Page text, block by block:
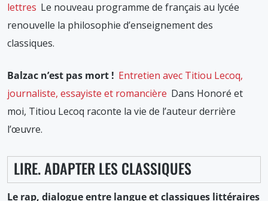
lettres Le nouveau programme de français au lycée
renouvelle la philosophie d’enseignement des
classiques.
Balzac n’est pas mort ! Entretien avec Titiou Lecoq,
journaliste, essayiste et romancière Dans Honoré et
moi, Titiou Lecoq raconte la vie de l’auteur derrière
l’œuvre.
LIRE. ADAPTER LES CLASSIQUES
Le rap, dialogue entre langue et classiques littéraires